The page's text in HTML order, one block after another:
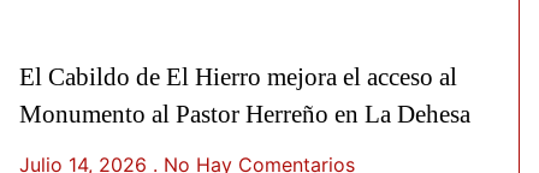
El Cabildo de El Hierro mejora el acceso al
Monumento al Pastor Herreño en La Dehesa
Julio 14, 2026 No Hay Comentarios